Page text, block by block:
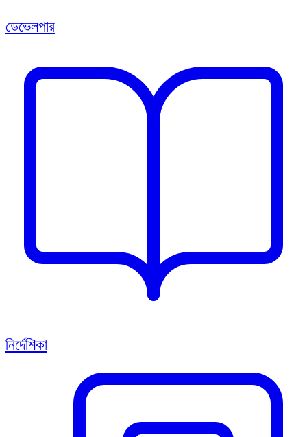
ডেভেলপার
নির্দেশিকা